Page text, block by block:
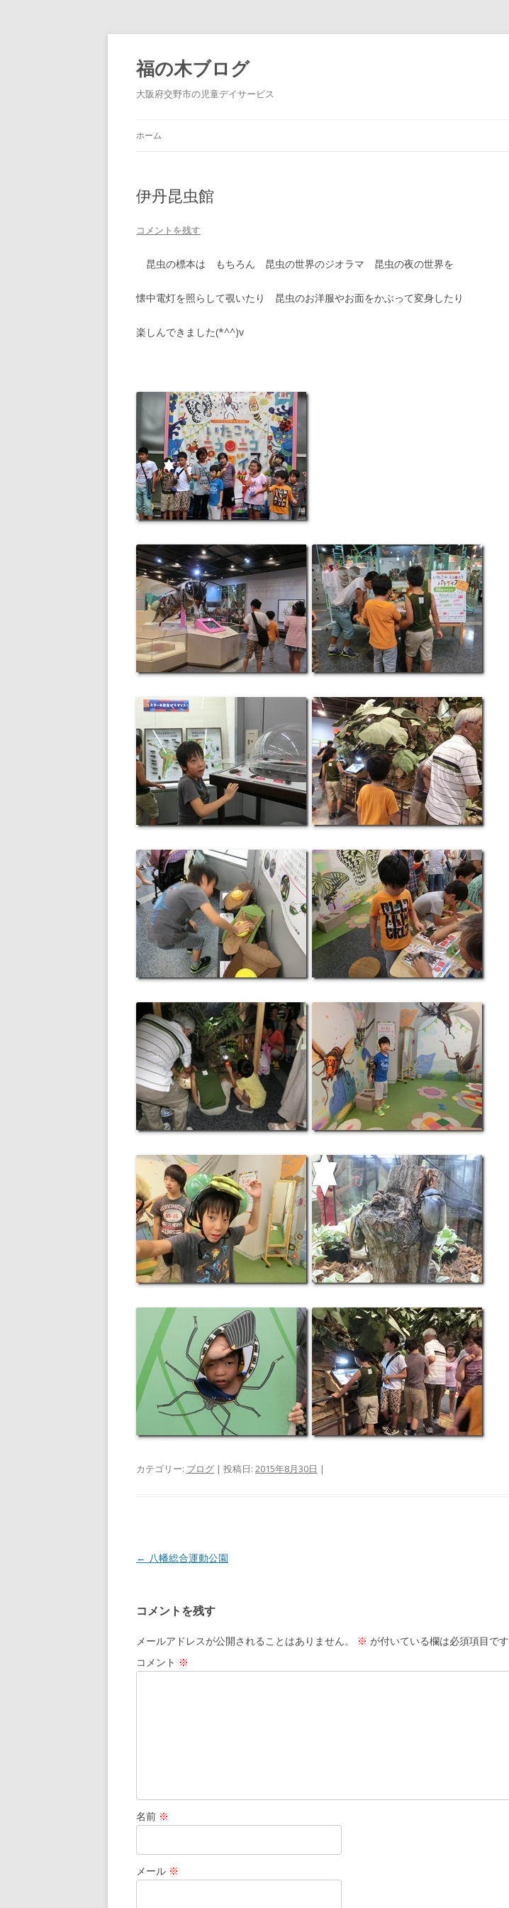
福の木ブログ
大阪府交野市の児童デイサービス
ホーム
伊丹昆虫館
コメントを残す
昆虫の標本は もちろん 昆虫の世界のジオラマ 昆虫の夜の世界を
懐中電灯を照らして覗いたり 昆虫のお洋服やお面をかぶって変身したり
楽しんできました(*^^)v
カテゴリー: ブログ | 投稿日: 2015年8月30日 |
投
ビ
ゲ
ー
シ
← 八幡総合運動公園
コメントを残す
メールアドレスが公開されることはありません。 ※ が付いている欄は必須項目です
コメント ※
名前 ※
メール ※